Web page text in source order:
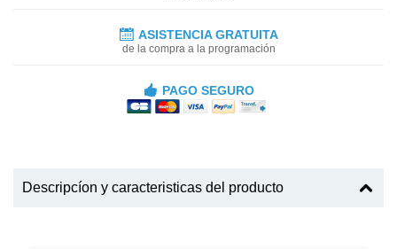
ASISTENCIA GRATUITA
de la compra a la programación
PAGO SEGURO
Descripcíon y caracteristicas del producto